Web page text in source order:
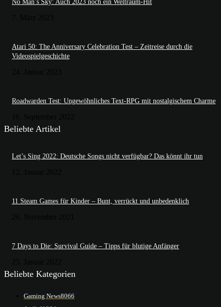
No Man’s Sky: Auch 2023 noch ein Weltraum-Hit
Atari 50: The Anniversary Celebration Test – Zeitreise durch die
Videospielgeschichte
Roadwarden Test: Ungewöhnliches Text-RPG mit nostalgischem Charme
Beliebte Artikel
Let’s Sing 2022: Deutsche Songs nicht verfügbar? Das könnt ihr tun
11 Steam Games für Kinder – Bunt, verrückt und unbedenklich
7 Days to Die: Survival Guide – Tipps für blutige Anfänger
Beliebte Kategorien
Gaming News8066